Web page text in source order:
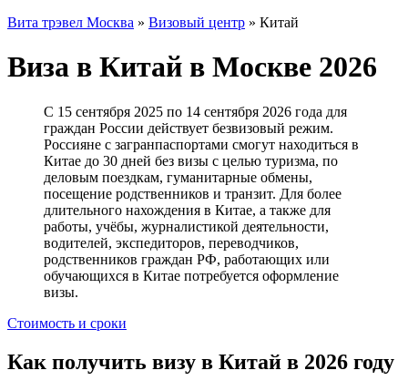
Вита трэвел Москва » Визовый центр » Китай
Виза в Китай в Москве 2026
С 15 сентября 2025 по 14 сентября 2026 года для
граждан России действует безвизовый режим.
Россияне с загранпаспортами смогут находиться в
Китае до 30 дней без визы с целью туризма, по
деловым поездкам, гуманитарные обмены,
посещение родственников и транзит. Для более
длительного нахождения в Китае, а также для
работы, учёбы, журналистикой деятельности,
водителей, экспедиторов, переводчиков,
родственников граждан РФ, работающих или
обучающихся в Китае потребуется оформление
визы.
Стоимость и сроки
Как получить визу в Китай в 2026 году